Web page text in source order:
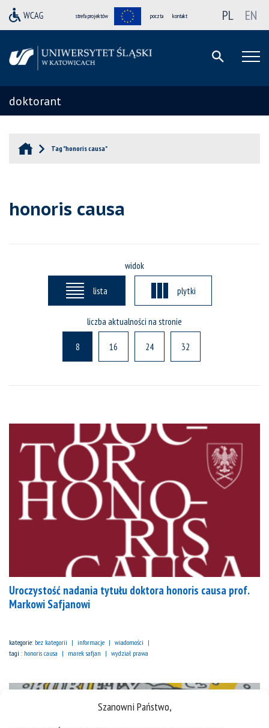
Szanowni Państwo,
strefa projektów poczta kontakt PL EN
doktorant
Tag "honoris causa"
honoris causa
widok
lista plytki
liczba aktualności na stronie
8 16 24 32
Uroczystość nadania tytułu doktora honoris causa prof.
Markowi Safjanowi
kategorie: bez kategorii informacje
wiadomości
tagi : honoris causa marek safjan wydział prawa